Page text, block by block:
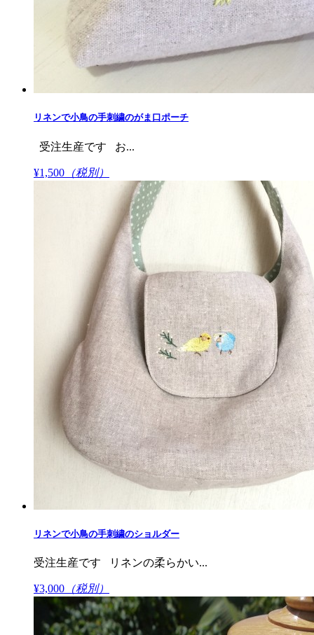
リネンで小鳥の手刺繍のがま口ポーチ
受注生産です お...
¥1,500 （税別）
リネンで小鳥の手刺繍のショルダー
受注生産です リネンの柔らかい...
¥3,000 （税別）